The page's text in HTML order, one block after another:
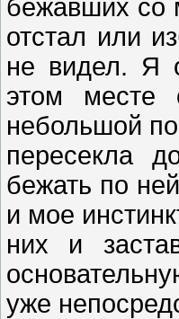
бежавших со
отстал или
не видел. Я
этом месте
небольшой
пересекла
бежать по
и мое
них и
уже